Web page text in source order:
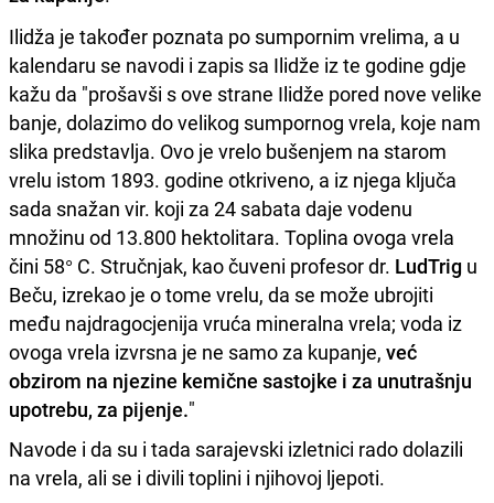
Ilidža je također poznata po sumpornim vrelima, a u
kalendaru se navodi i zapis sa Ilidže iz te godine gdje
kažu da "prošavši s ove strane Ilidže pored nove velike
banje, dolazimo do velikog sumpornog vrela, koje nam
slika predstavlja. Ovo je vrelo bušenjem na starom
vrelu istom 1893. godine otkriveno, a iz njega ključa
sada snažan vir. koji za 24 sabata daje vodenu
množinu od 13.800 hektolitara. Toplina ovoga vrela
čini 58° C. Stručnjak, kao čuveni profesor dr. LudTrig u
Beču, izrekao je o tome vrelu, da se može ubrojiti
među najdragocjenija vruća mineralna vrela; voda iz
ovoga vrela izvrsna je ne samo za kupanje, već
obzirom na njezine kemične sastojke i za unutrašnju
upotrebu, za pijenje."
Navode i da su i tada sarajevski izletnici rado dolazili
na vrela, ali se i divili toplini i njihovoj ljepoti.